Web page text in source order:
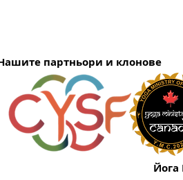
партньори и клонове
Йога